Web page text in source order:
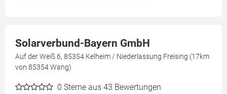
Solarverbund-Bayern GmbH
Auf der Weiß 6, 85354 Kelheim / Niederlassung Freising (17km
von 85354 Wang)
0 Sterne aus 43 Bewertungen